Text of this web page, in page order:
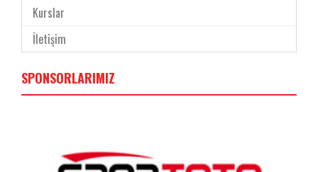
Kurslar
İletişim
SPONSORLARIMIZ